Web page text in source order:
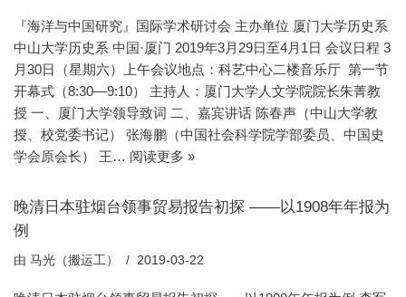
『海洋与中国研究』国际学术研讨会 主办单位 厦门大学历史系
中山大学历史系 中国·厦门 2019年3月29日至4月1日 会议日程 3
月30日（星期六）上午会议地点：科艺中心二楼音乐厅 第一节
开幕式（8:30—9:10） 主持人：厦门大学人文学院院长朱菁教
授 一、厦门大学领导致词 二、嘉宾讲话 陈春声（中山大学教
授、校党委书记） 张海鹏（中国社会科学院学部委员、中国史
学会原会长） 王… 阅读更多 »
晚清日本驻烟台领事贸易报告初探 ——以1908年年报为
例
由 马光（搬运工） 2019-03-22